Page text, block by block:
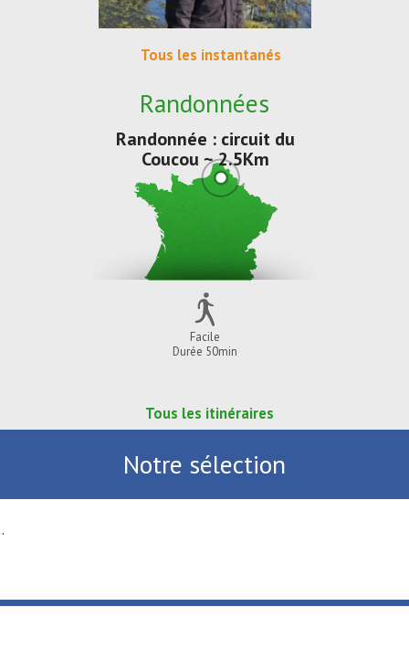
Tous les instantanés
Randonnées
Randonnée : circuit du
Coucou ~ 2.5Km
Facile
Durée 50min
Tous les itinéraires
Notre sélection